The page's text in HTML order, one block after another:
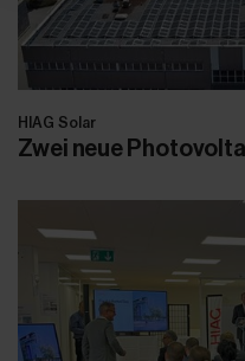
HIAG Solar
Zwei neue